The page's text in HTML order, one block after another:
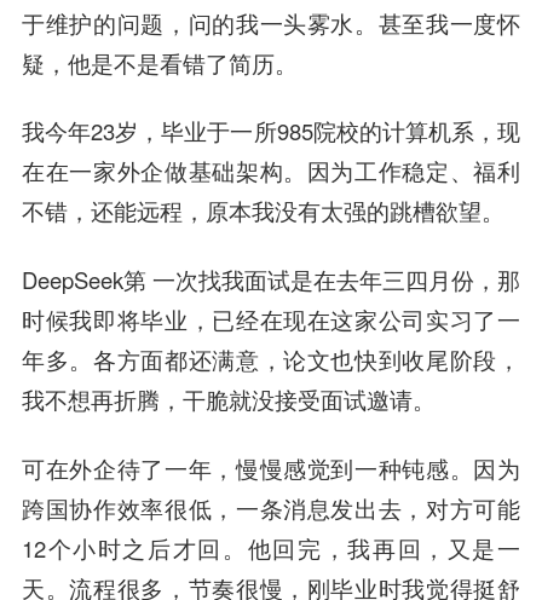
于维护的问题，问的我一头雾水。甚至我一度怀
疑，他是不是看错了简历。
我今年23岁，毕业于一所985院校的计算机系，现
在在一家外企做基础架构。因为工作稳定、福利
不错，还能远程，原本我没有太强的跳槽欲望。
DeepSeek第 一次找我面试是在去年三四月份，那
时候我即将毕业，已经在现在这家公司实习了一
年多。各方面都还满意，论文也快到收尾阶段，
我不想再折腾，干脆就没接受面试邀请。
可在外企待了一年，慢慢感觉到一种钝感。因为
跨国协作效率很低，一条消息发出去，对方可能
12个小时之后才回。他回完，我再回，又是一
天。流程很多，节奏很慢，刚毕业时我觉得挺舒